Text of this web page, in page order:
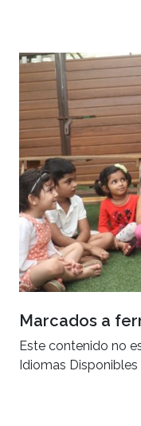
Marcados a
Este contenido no
Idiomas Disponibles